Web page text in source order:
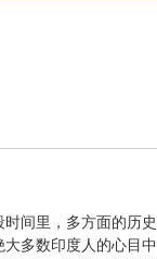
里，多方面的历
多数印度人的心目